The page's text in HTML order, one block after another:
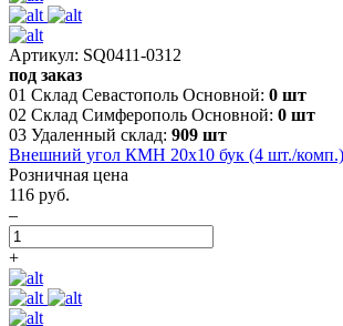
Артикул: SQ0411-0312
под заказ
01 Склад Севастополь Основной: 0 шт
02 Склад Симферополь Основной: 0 шт
03 Удаленный склад: 909 шт
Внешний угол КМН 20х10 бук (4 шт./
Розничная цена
116 руб.
–
+